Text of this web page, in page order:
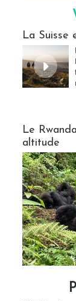
La Suisse
Le
altitude